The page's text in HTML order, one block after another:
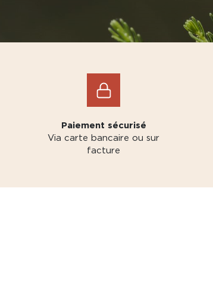
Paiement sécurisé
Via carte bancaire ou sur
facture